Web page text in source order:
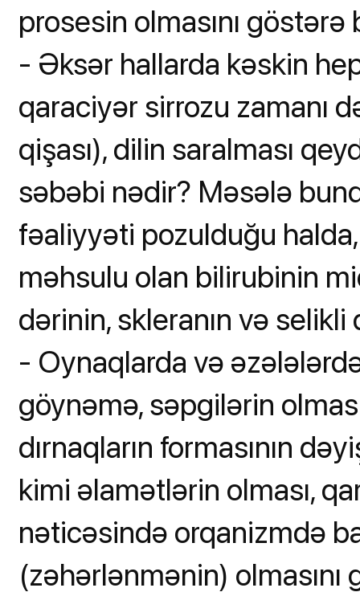
prosesin olmasını göstərə
- Əksər hallarda kəskin
qaraciyər sirrozu zamanı
qişası), dilin saralması
səbəbi nədir? Məsələ
fəaliyyəti pozulduğu
məhsulu olan bilirubinin
dərinin, skleranın və selikli
- Oynaqlarda və
göynəmə, səpgilərin
dırnaqların formasının
kimi əlamətlərin olması,
nəticəsində orqanizmdə
(zəhərlənmənin) olmasını